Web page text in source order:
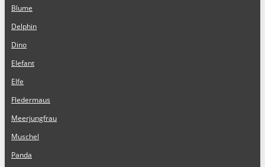
Blume
Delphin
Dino
Elefant
Elfe
Fledermaus
Meerjungfrau
Muschel
Panda